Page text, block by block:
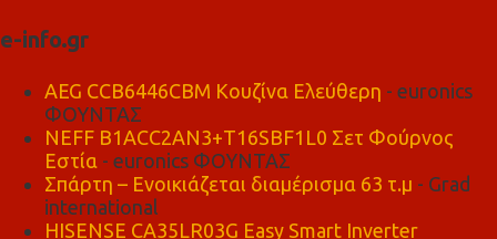
e-info.gr
AEG CCB6446CBM Κουζίνα Ελεύθερη - euronics
ΦΟΥΝΤΑΣ
NEFF B1ACC2AN3+T16SBF1L0 Σετ Φούρνος
Εστία - euronics ΦΟΥΝΤΑΣ
Σπάρτη – Ενοικιάζεται διαμέρισμα 63 τ.μ - Grad
international
HISENSE CA35LR03G Easy Smart Inverter